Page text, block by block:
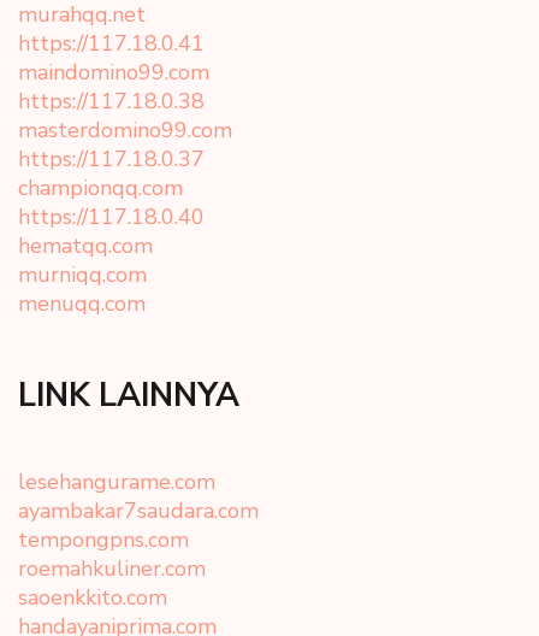
murahqq.net
https://117.18.0.41
maindomino99.com
https://117.18.0.38
masterdomino99.com
https://117.18.0.37
championqq.com
https://117.18.0.40
hematqq.com
murniqq.com
menuqq.com
LINK LAINNYA
lesehangurame.com
ayambakar7saudara.com
tempongpns.com
roemahkuliner.com
saoenkkito.com
handayaniprima.com